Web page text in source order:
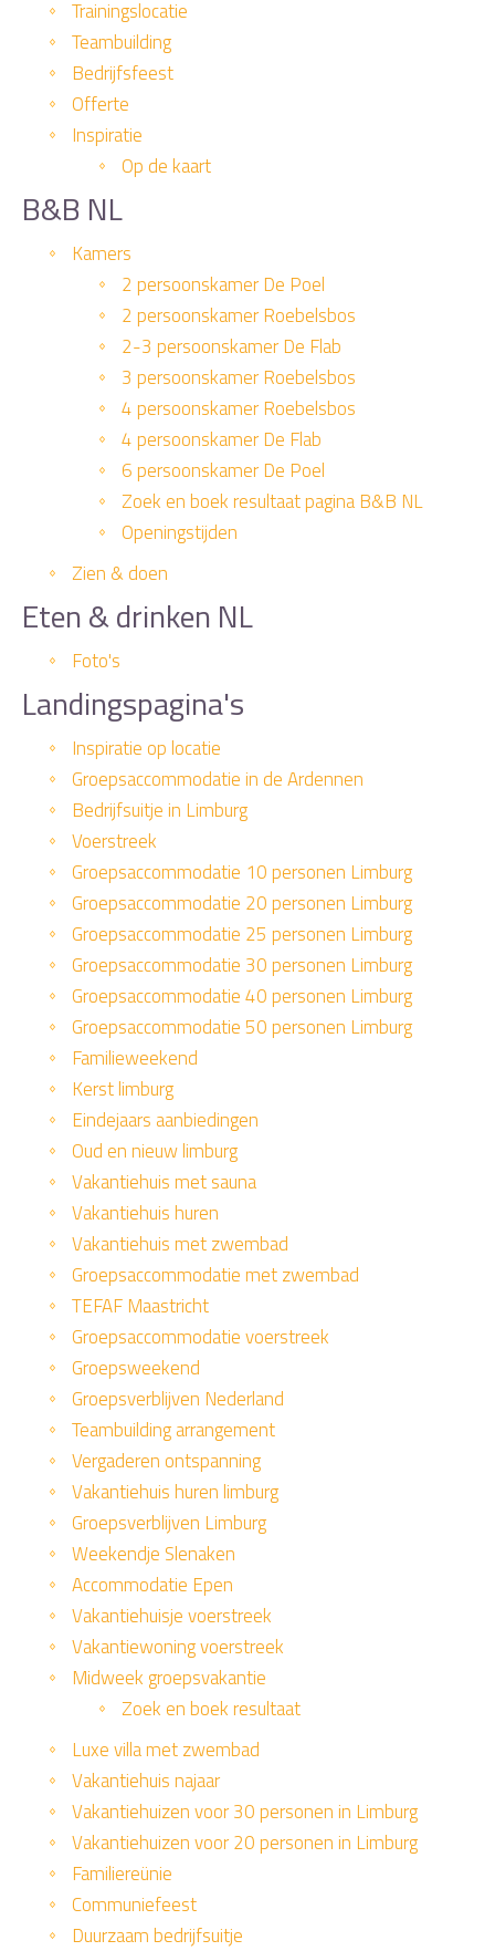
Trainingslocatie
Teambuilding
Bedrijfsfeest
Offerte
Inspiratie
Op de kaart
B&B NL
Kamers
2 persoonskamer De Poel
2 persoonskamer Roebelsbos
2-3 persoonskamer De Flab
3 persoonskamer Roebelsbos
4 persoonskamer Roebelsbos
4 persoonskamer De Flab
6 persoonskamer De Poel
Zoek en boek resultaat pagina B&B NL
Openingstijden
Zien & doen
Eten & drinken NL
Foto's
Landingspagina's
Inspiratie op locatie
Groepsaccommodatie in de Ardennen
Bedrijfsuitje in Limburg
Voerstreek
Groepsaccommodatie 10 personen Limburg
Groepsaccommodatie 20 personen Limburg
Groepsaccommodatie 25 personen Limburg
Groepsaccommodatie 30 personen Limburg
Groepsaccommodatie 40 personen Limburg
Groepsaccommodatie 50 personen Limburg
Familieweekend
Kerst limburg
Eindejaars aanbiedingen
Oud en nieuw limburg
Vakantiehuis met sauna
Vakantiehuis huren
Vakantiehuis met zwembad
Groepsaccommodatie met zwembad
TEFAF Maastricht
Groepsaccommodatie voerstreek
Groepsweekend
Groepsverblijven Nederland
Teambuilding arrangement
Vergaderen ontspanning
Vakantiehuis huren limburg
Groepsverblijven Limburg
Weekendje Slenaken
Accommodatie Epen
Vakantiehuisje voerstreek
Vakantiewoning voerstreek
Midweek groepsvakantie
Zoek en boek resultaat
Luxe villa met zwembad
Vakantiehuis najaar
Vakantiehuizen voor 30 personen in Limburg
Vakantiehuizen voor 20 personen in Limburg
Familiereünie
Communiefeest
Duurzaam bedrijfsuitje